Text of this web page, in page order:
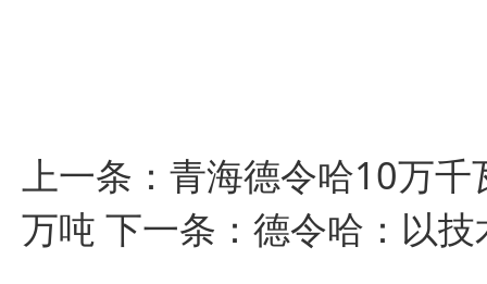
上一条： 青海德令哈10万
万吨 下一条： 德令哈：以